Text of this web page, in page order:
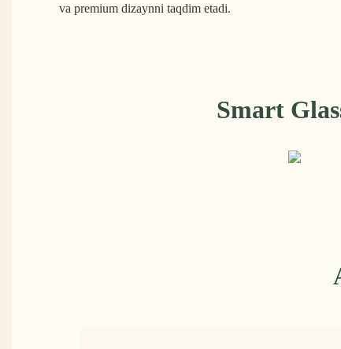
va premium dizaynni taqdim etadi.
Smart